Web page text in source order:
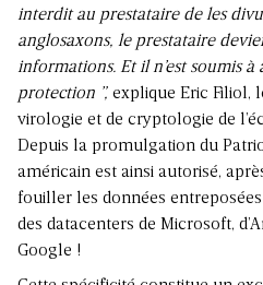
interdit au prestataire de les
anglosaxons, le prestataire
informations. Et il n’est soumis
protection ”, explique Eric Filiol,
virologie et de cryptologie de
Depuis la promulgation du
américain est ainsi autorisé,
fouiller les données
des datacenters de Microsoft,
Google !